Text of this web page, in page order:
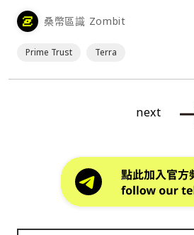
中損失 800 萬美元，其中 600 萬美元
Core 臨時執行長還提到了該公司存在
桑幣區識 Zombit
Prime Trust Terra
next